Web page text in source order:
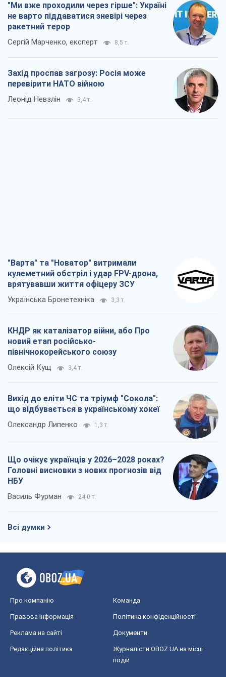
"Ми вже проходили через гірше": Україні
не варто піддаватися зневірі через
ракетний терор
Сергій Марченко, експерт 8,5 т.
Захід проспав загрозу: Росія може
перевірити НАТО війною
Леонід Невзлін 3,4 т.
"Варта" та "Новатор" витримали
кулеметний обстріл і удар FPV-дрона,
врятувавши життя офіцеру ЗСУ
Українська Бронетехніка 3,3 т.
КНДР як каталізатор війни, або Про
новий етап російсько-
північнокорейського союзу
Олексій Кущ 3,4 т.
Вихід до еліти ЧС та тріумф "Сокола":
що відбувається в українському хокеї
Олександр Липенко 1,3 т.
Що очікує українців у 2026–2028 роках?
Головні висновки з нових прогнозів від
НБУ
Василь Фурман 24,0 т.
Всі думки
Про компанію Команда
Правова інформація Політика конфіденційності
Реклама на сайті Документи
Редакційна політика
Журналісти OBOZ.UA на місці
подій